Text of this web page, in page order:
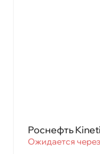
Роснефть
Ожидается